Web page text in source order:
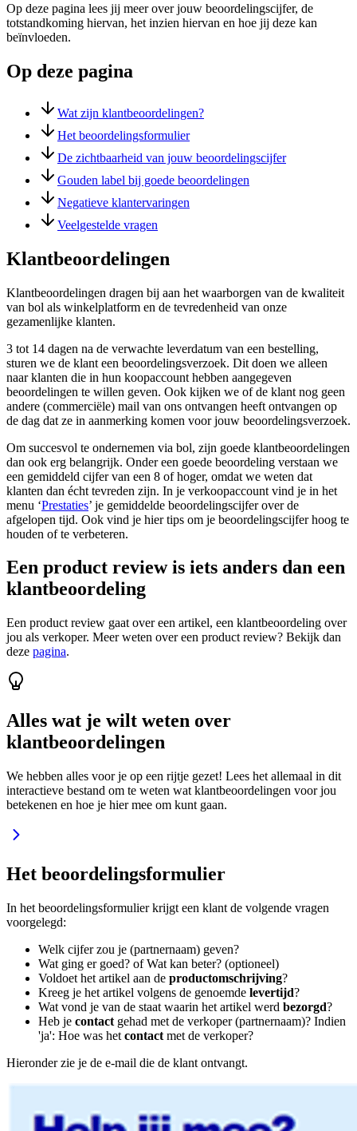
Op deze pagina lees jij meer over jouw beoordelingscijfer, de
totstandkoming hiervan, het inzien hiervan en hoe jij deze kan
beïnvloeden.
Op deze pagina
Wat zijn klantbeoordelingen?
Het beoordelingsformulier
De zichtbaarheid van jouw beoordelingscijfer
Gouden label bij goede beoordelingen
Negatieve klantervaringen
Veelgestelde vragen
Klantbeoordelingen
Klantbeoordelingen dragen bij aan het waarborgen van de kwaliteit
van bol als winkelplatform en de tevredenheid van onze
gezamenlijke klanten.
3 tot 14 dagen na de verwachte leverdatum van een bestelling,
sturen we de klant een beoordelingsverzoek. Dit doen we alleen
naar klanten die in hun koopaccount hebben aangegeven
beoordelingen te willen geven. Ook kijken we of de klant nog geen
andere (commerciële) mail van ons ontvangen heeft ontvangen op
de dag dat ze in aanmerking komen voor jouw beoordelingsverzoek.
Om succesvol te ondernemen via bol, zijn goede klantbeoordelingen
dan ook erg belangrijk. Onder een goede beoordeling verstaan we
een gemiddeld cijfer van een 8 of hoger, omdat we weten dat
klanten dan écht tevreden zijn. In je verkoopaccount vind je in het
menu ‘Prestaties’ je gemiddelde beoordelingscijfer over de
afgelopen tijd. Ook vind je hier tips om je beoordelingscijfer hoog te
houden of te verbeteren.
Een product review is iets anders dan een
klantbeoordeling
Een product review gaat over een artikel, een klantbeoordeling over
jou als verkoper. Meer weten over een product review? Bekijk dan
deze pagina.
Alles wat je wilt weten over
klantbeoordelingen
We hebben alles voor je op een rijtje gezet! Lees het allemaal in dit
interactieve bestand om te weten wat klantbeoordelingen voor jou
betekenen en hoe je hier mee om kunt gaan.
Het beoordelingsformulier
In het beoordelingsformulier krijgt een klant de volgende vragen
voorgelegd:
Welk cijfer zou je (partnernaam) geven?
Wat ging er goed? of Wat kan beter? (optioneel)
Voldoet het artikel aan de productomschrijving?
Kreeg je het artikel volgens de genoemde levertijd?
Wat vond je van de staat waarin het artikel werd bezorgd?
Heb je contact gehad met de verkoper (partnernaam)? Indien
'ja': Hoe was het contact met de verkoper?
Hieronder zie je de e-mail die de klant ontvangt.